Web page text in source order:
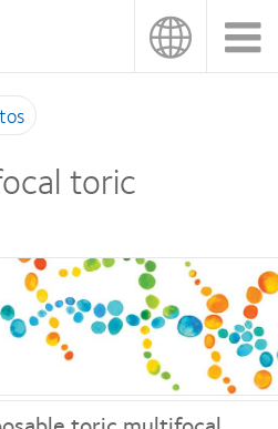
toric